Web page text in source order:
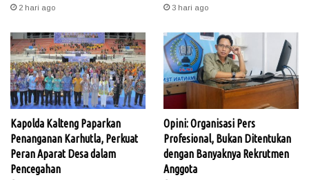
2 hari ago 3 hari ago
Kapolda Kalteng Paparkan
Penanganan Karhutla, Perkuat
Peran Aparat Desa dalam
Pencegahan
Opini: Organisasi Pers
Profesional, Bukan Ditentukan
dengan Banyaknya Rekrutmen
Anggota